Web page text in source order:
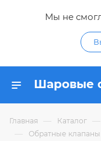
Мы не
Главная — Каталог —
— Обратные